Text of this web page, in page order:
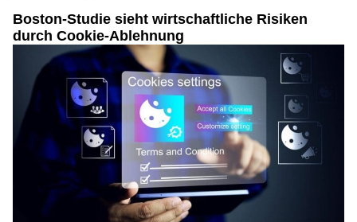
Boston-Studie sieht wirtschaftliche Risiken
durch Cookie-Ablehnung